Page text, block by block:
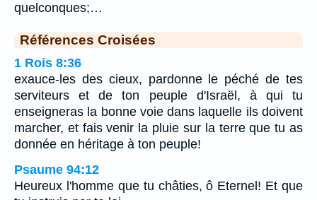
quelconques;…
Références Croisées
1 Rois 8:36
exauce-les des cieux, pardonne le péché de tes
serviteurs et de ton peuple d'Israël, à qui tu
enseigneras la bonne voie dans laquelle ils doivent
marcher, et fais venir la pluie sur la terre que tu as
donnée en héritage à ton peuple!
Psaume 94:12
Heureux l'homme que tu châties, ô Eternel! Et que